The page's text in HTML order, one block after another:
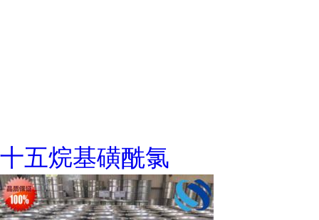
十五烷基磺酰氯